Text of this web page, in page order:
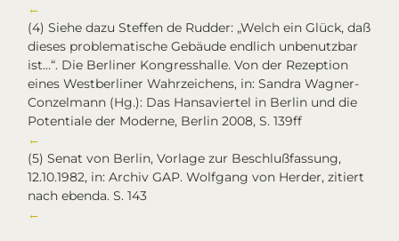
←
(4) Siehe dazu Steffen de Rudder: „Welch ein Glück, daß
dieses problematische Gebäude endlich unbenutzbar
ist…“. Die Berliner Kongresshalle. Von der Rezeption
eines Westberliner Wahrzeichens, in: Sandra Wagner-
Conzelmann (Hg.): Das Hansaviertel in Berlin und die
Potentiale der Moderne, Berlin 2008, S. 139ff
←
(5) Senat von Berlin, Vorlage zur Beschlußfassung,
12.10.1982, in: Archiv GAP. Wolfgang von Herder, zitiert
nach ebenda. S. 143
←